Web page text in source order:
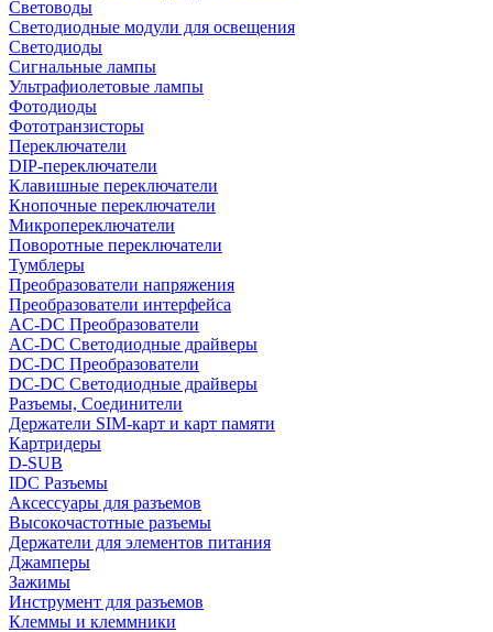
Световоды
Светодиодные модули для освещения
Светодиоды
Сигнальные лампы
Ультрафиолетовые лампы
Фотодиоды
Фототранзисторы
Переключатели
DIP-переключатели
Клавишные переключатели
Кнопочные переключатели
Микропереключатели
Поворотные переключатели
Тумблеры
Преобразователи напряжения
Преобразователи интерфейса
AC-DC Преобразователи
AC-DC Светодиодные драйверы
DC-DC Преобразователи
DC-DC Светодиодные драйверы
Разъемы, Соединители
Держатели SIM-карт и карт памяти
Картридеры
D-SUB
IDC Разъемы
Аксессуары для разъемов
Высокочастотные разъемы
Держатели для элементов питания
Джамперы
Зажимы
Инструмент для разъемов
Клеммы и клеммники